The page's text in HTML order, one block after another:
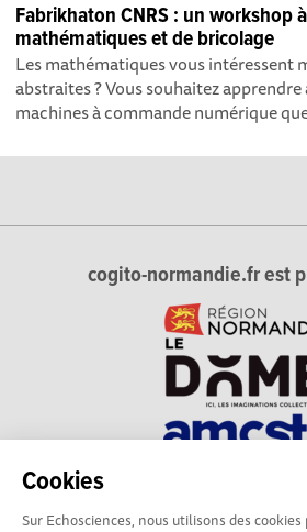
Cookies
Sur Echosciences, nous utilisons des
Fabrikhaton CNRS : un workshop
mathématiques et de bricolage
Les mathématiques vous intéressent
abstraites ? Vous souhaitez
machines à commande numérique
cogito-normandie.fr est
technique et du dialogue science-